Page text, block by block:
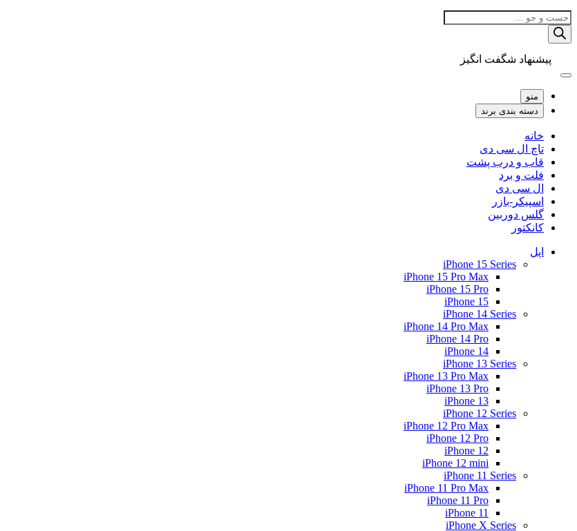
Products
search
پیشنهاد شگفت انگیز
منو
دسته بندی برند
خانه
تاچ ال سی دی
قاب و درب پشت
فلت و برد
ال سی دی
اسپیکر-بازر
گلس دوربین
کانکتور
اپل
iPhone 15 Series
iPhone 15 Pro Max
iPhone 15 Pro
iPhone 15
iPhone 14 Series
iPhone 14 Pro Max
iPhone 14 Pro
iPhone 14
iPhone 13 Series
iPhone 13 Pro Max
iPhone 13 Pro
iPhone 13
iPhone 12 Series
iPhone 12 Pro Max
iPhone 12 Pro
iPhone 12
iPhone 12 mini
iPhone 11 Series
iPhone 11 Pro Max
iPhone 11 Pro
iPhone 11
iPhone X Series